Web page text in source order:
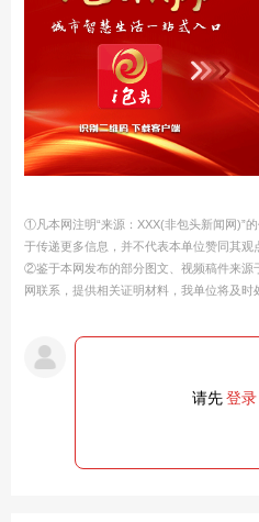
①凡本网注明“来源：XXX(非包头新闻网)”
于传递更多信息，并不代表本单位赞同其观
②鉴于本网发布的部分图文、视频稿件来源
网联系，提供相关证明材料，我单位将及时
请先登录